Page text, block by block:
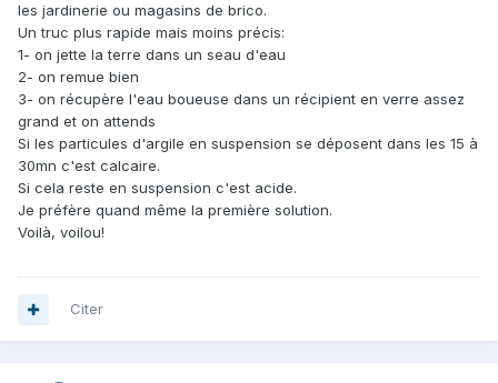
les jardinerie ou magasins de brico.
Un truc plus rapide mais moins précis:
1- on jette la terre dans un seau d'eau
2- on remue bien
3- on récupère l'eau boueuse dans un récipient en verre assez
grand et on attends
Si les particules d'argile en suspension se déposent dans les 15 à
30mn c'est calcaire.
Si cela reste en suspension c'est acide.
Je préfère quand même la première solution.
Voilà, voilou!
Citer